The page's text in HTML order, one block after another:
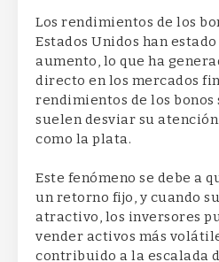
Los rendimientos de los
Estados Unidos han
aumento, lo que ha
directo en los mercados
rendimientos de los bonos
suelen desviar su
como la plata.
Este fenómeno se debe a
un retorno fijo, y cuando
atractivo, los inversores
vender activos más
contribuido a la escalada